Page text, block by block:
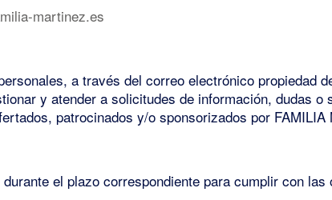
martinez.es
a través del correo electrónico propiedad
y atender a solicitudes de información, dudas
patrocinados y/o sponsorizados por FAMILIA
el plazo correspondiente para cumplir con